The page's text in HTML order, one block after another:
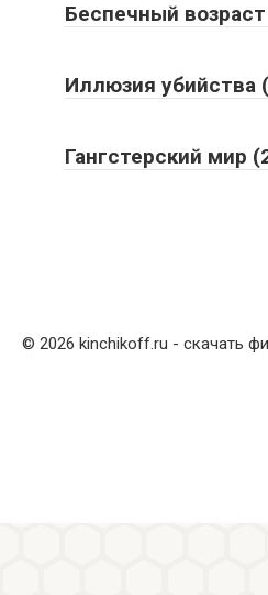
Беспечный
Иллюзия убийства
Гангстерский мир
© 2026 kinchikoff.ru - скачать